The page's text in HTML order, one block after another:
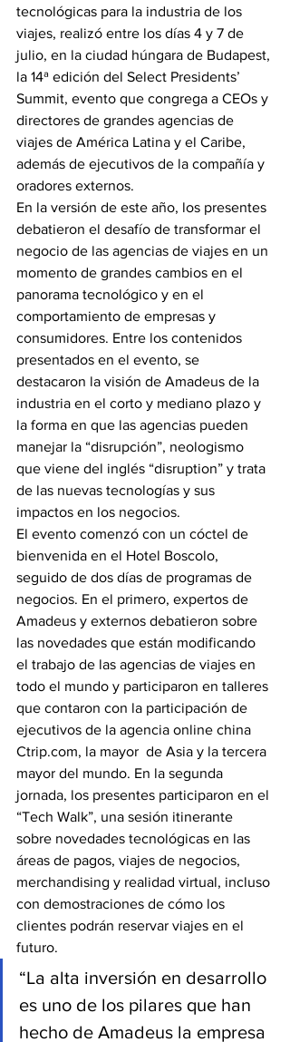
tecnológicas para la industria de los
viajes, realizó entre los días 4 y 7 de
julio, en la ciudad húngara de Budapest,
la 14ª edición del Select Presidents’
Summit, evento que congrega a CEOs y
directores de grandes agencias de
viajes de América Latina y el Caribe,
además de ejecutivos de la compañía y
oradores externos.
En la versión de este año, los presentes
debatieron el desafío de transformar el
negocio de las agencias de viajes en un
momento de grandes cambios en el
panorama tecnológico y en el
comportamiento de empresas y
consumidores. Entre los contenidos
presentados en el evento, se
destacaron la visión de Amadeus de la
industria en el corto y mediano plazo y
la forma en que las agencias pueden
manejar la “disrupción”, neologismo
que viene del inglés “disruption” y trata
de las nuevas tecnologías y sus
impactos en los negocios.
El evento comenzó con un cóctel de
bienvenida en el Hotel Boscolo,
seguido de dos días de programas de
negocios. En el primero, expertos de
Amadeus y externos debatieron sobre
las novedades que están modificando
el trabajo de las agencias de viajes en
todo el mundo y participaron en talleres
que contaron con la participación de
ejecutivos de la agencia online china
Ctrip.com, la mayor  de Asia y la tercera
mayor del mundo. En la segunda
jornada, los presentes participaron en el
“Tech Walk”, una sesión itinerante
sobre novedades tecnológicas en las
áreas de pagos, viajes de negocios,
merchandising y realidad virtual, incluso
con demostraciones de cómo los
clientes podrán reservar viajes en el
futuro.
“La alta inversión en desarrollo
es uno de los pilares que han
hecho de Amadeus la empresa